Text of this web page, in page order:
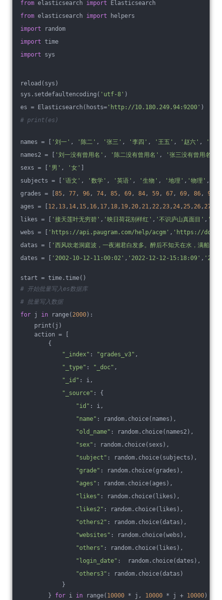
from elasticsearch import Elasticsearch
from elasticsearch import helpers
import random
import time
import sys
reload(sys)
sys.setdefaultencoding( 'utf-8' )
es = Elasticsearch(hosts= 'http://10.180.249.94:9200' )
# print(es)
names = [ '刘一' , '陈二' , '张三' , '李四' , '王五' , '赵六' ,
'孙
names2 = [
'刘一没有曾用名' , '陈二没有曾用名' , '张三没有曾用名'
sexs = [
'男' , '女'
subjects = [
'语文' , '数学' , '英语' , '生物' , '地理' , '物理' ,
grades = [ 85, 77, 96, 74, 85, 69, 84, 59, 67, 69, 86, 96
ages = [ 12, 13, 14, 15, 16, 17, 18, 19, 20, 21, 22, 23, 24, 25, 26, 27
likes = [
'接天莲叶无穷碧' , '映日荷花别样红' , '不识庐山真面目' , '只
webs = [
'https://api.paugram.com/help/acgm' , 'https://
datas = [
'西风吹老洞庭波，一夜湘君白发多。醉后不知天在水，满船清
dates = [
'2002-10-12-11:00:02' , '2022-12-12-15:18:09' ,
start = time.time()
# 开始批量写入es数据库
# 批量写入数据
for j in range( 2000):
print(j)
action = [
{
"_index" : "grades_v3" ,
"_type" : "_doc" ,
"_id" : i,
"_source" : {
"id" : i,
"name" : random.choice(names),
"old_name" : random.choice(names2),
"sex" : random.choice(sexs),
"subject" : random.choice(subjects),
"grade" : random.choice(grades),
"ages" : random.choice(ages),
"likes" : random.choice(likes),
"likes2" : random.choice(likes),
"others2" : random.choice(datas),
"websites" : random.choice(webs),
"others" : random.choice(likes),
"login_date" :  random.choice(dates),
"others3" : random.choice(datas)
}
} for i in range( 10000 * j, 10000 * j + 10000)